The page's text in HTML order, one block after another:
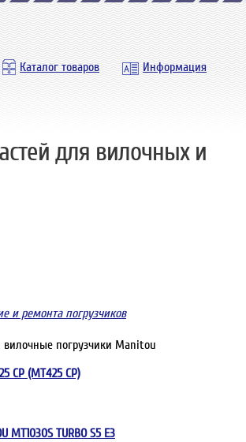
Каталог товаров Информация
для вилочных и
и ремонта погрузчиков
вилочные погрузчики Manitou
CP (MT425 CP)
TURBO S5 E3